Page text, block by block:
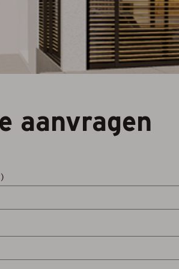
Horren
aanvragen